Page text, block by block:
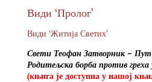
Види ‘Пролог’
Види ‘Житија Светих’
Свети Теофан Затворник – Пут
Родитељска борба против
(књига је доступна у нашој